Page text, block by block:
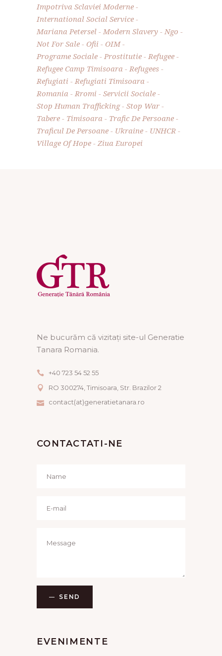
Impotriva Sclaviei Moderne
International Social Service
Mariana Petersel
Modern Slavery
Ngo
Not For Sale
Ofii
OIM
Programe Sociale
Prostitutie
Refugee
Refugee Camp Timisoara
Refugees
Refugiati
Refugiati Timisoara
Romania
Rromi
Servicii Sociale
Stop Human Trafficking
Stop War
Tabere
Timisoara
Trafic De Persoane
Traficul De Persoane
Ukraine
UNHCR
Village Of Hope
Ziua Europei
Ne bucurăm că vizitați site-ul Generatie
Tanara Romania.
+40 723 54 52 55
RO 300274, Timisoara, Str. Brazilor 2
contact(at)generatietanara.ro
CONTACTATI-NE
SEND
EVENIMENTE